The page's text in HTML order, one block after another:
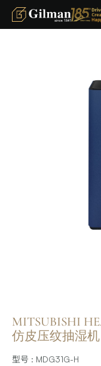
MITSUBISHI
仿皮压纹抽湿机
型号 : MDG31G-H